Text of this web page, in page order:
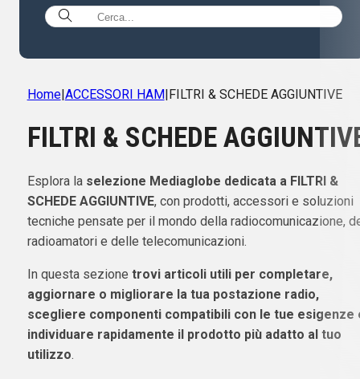
Home| ACCESSORI HAM FILTRI & SCHEDE AGGIUNTIVE
FILTRI & SCHEDE
Esplora la selezione Mediaglobe dedicata a FILTRI &
SCHEDE AGGIUNTIVE, con prodotti, accessori e soluzioni
tecniche pensate per il mondo della radiocomunicazione,
radioamatori e delle telecomunicazioni.
In questa sezione trovi articoli utili per completare,
aggiornare o migliorare la tua postazione radio,
scegliere componenti compatibili con le tue esigenze
individuare rapidamente il prodotto più adatto al tuo
utilizzo.